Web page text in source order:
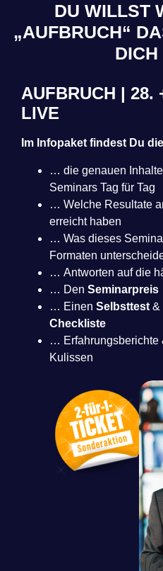
DU WILLST
„AUFBRUCH“
DICH
AUFBRUCH | 28.
LIVE
Im Infopaket findest Du
… die genauen
Seminars Tag für Tag
… Welche Resultate
erreicht haben
… Was dieses
Formaten
… Antworten auf die
… Den Seminarpreis
… Einen Selbsttest &
Checkliste
… Erfahrungsberichte
Kulissen